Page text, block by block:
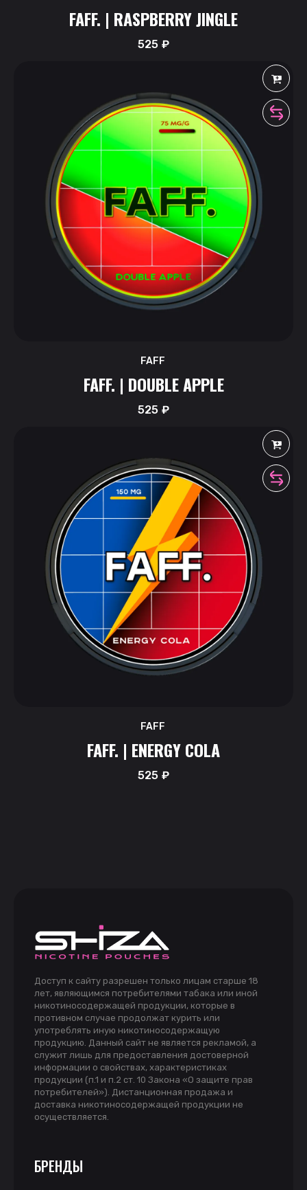
FAFF. | RASPBERRY JINGLE
525₽
FAFF
FAFF. | DOUBLE APPLE
525₽
FAFF
FAFF. | ENERGY COLA
525₽
Доступ к сайту разрешен только лицам старше 18
лет, являющимся потребителями табака или иной
никотиносодержащей продукции, которые в
противном случае продолжат курить или
употреблять иную никотиносодержащую
продукцию. Данный сайт не является рекламой, а
служит лишь для предоставления достоверной
информации о свойствах, характеристиках
продукции (п.1 и п.2 ст. 10 Закона «О защите прав
потребителей»). Дистанционная продажа и
доставка никотиносодержащей продукции не
осуществляется.
БРЕНДЫ